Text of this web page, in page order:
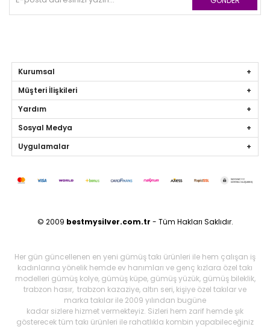
Kurumsal
Müşteri İlişkileri
Yardım
Sosyal Medya
Uygulamalar
© 2009 bestmysilver.com.tr - Tüm Hakları Saklıdır.
Her gün güncellenen en yeni gümüş takı ürünleri ile hem çalışan iş
kadınlarına yönelik hemde ev hanımları ve genç kızlara özel takı
modelleri gümüş kolye, gümüş küpe, gümüş yüzük, gümüş bileklik,
trabzon hasır, trabzon kazaziye, altın seri, kişiye özel takılar ve
marka takılar ile 2009 yılından bugüne
kadar sizlere hizmet vermekteyiz. Sizleri hem zarif hemde şık
gösterecek tüm takı ürünleri ile rahatlıkla kombin yapabileceğiniz